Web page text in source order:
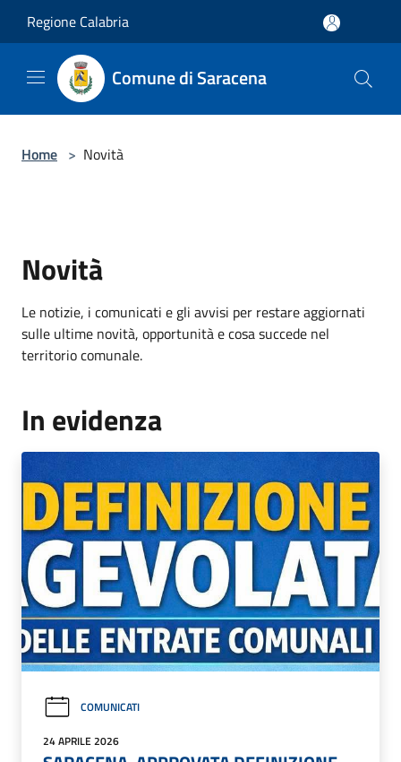
Regione Calabria
Comune di Saracena
Home > Novità
Novità
Le notizie, i comunicati e gli avvisi per restare aggiornati
sulle ultime novità, opportunità e cosa succede nel
territorio comunale.
In evidenza
COMUNICATI
24 APRILE 2026